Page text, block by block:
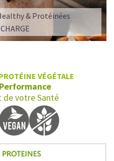
& Protéinées
VÉGÉTALE
de votre Santé